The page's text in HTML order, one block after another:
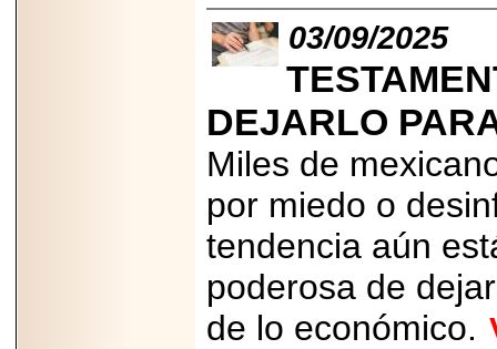
03/09/2025
DEJARLO
Miles de
por miedo o
tendencia aún
poderosa de
de lo económico.